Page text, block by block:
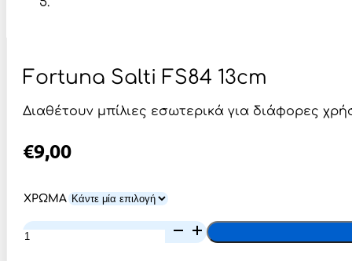
Fortuna Salti FS84 13cm
Διαθέτουν μπίλιες εσωτερικά για διάφορες
€9,00
ΧΡΩΜΑ
Fortuna
Salti